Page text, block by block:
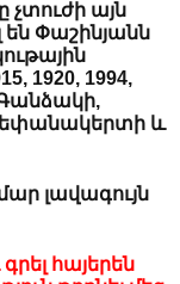
չտուժի
են
մշակութային
1915, 1920,
Գանձակի,
համար
և գրել